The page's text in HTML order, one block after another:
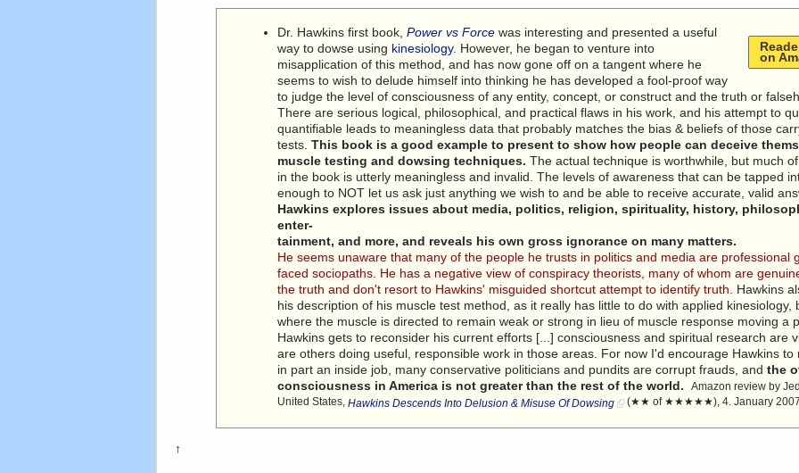
on
Dr. Hawkins first book,Power vs Force was interesting and presented a useful
way to dowse using kinesiology. However, he began to venture into
misapplication of this method, and has now gone off on a tangent where he
seems to wish to delude himself into thinking he has developed a fool-proof way
to judge the level of consciousness of any entity, concept, or construct and the truth or
There are serious logical, philosophical, and practical flaws in his work, and his attempt to
quantifiable leads to meaningless data that probably matches the bias & beliefs of those
tests.This book is a good example to present to show how people can deceive
muscle testing and dowsing techniques. The actual technique is worthwhile, but much
in the book is utterly meaningless and invalid. The levels of awareness that can be tapped
enough to NOT let us ask just anything we wish to and be able to receive accurate, valid
Hawkins explores issues about media, politics, religion, spirituality, history,
enter-
tainment, and more, and reveals his own gross ignorance on many matters.
He seems unaware that many of the people he trusts in politics and media are professional
faced sociopaths. He has a negative view of conspiracy theorists, many of whom are
the truth and don't resort to Hawkins' misguided shortcut attempt to identify truth.
Hawkins
his description of his muscle test method, as it really has little to do with applied kinesiology,
where the muscle is directed to remain weak or strong in lieu of muscle response moving a
Hawkins gets to reconsider his current efforts [...] consciousness and spiritual research are
are others doing useful, responsible work in those areas. For now I'd encourage Hawkins
in part an inside job, many conservative politicians and pundits are corrupt frauds, andthe
consciousness in America is not greater than the rest of the world.
Amazon review by
United States,Hawkins Descends Into Delusion & Misuse Of Dowsing (★★ of ★★★★★), 4. January 2007
↑